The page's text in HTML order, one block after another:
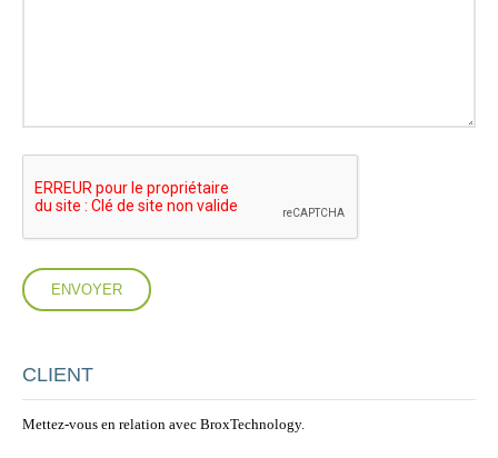
ENVOYER
CLIENT
Mettez-vous en relation avec BroxTechnology.